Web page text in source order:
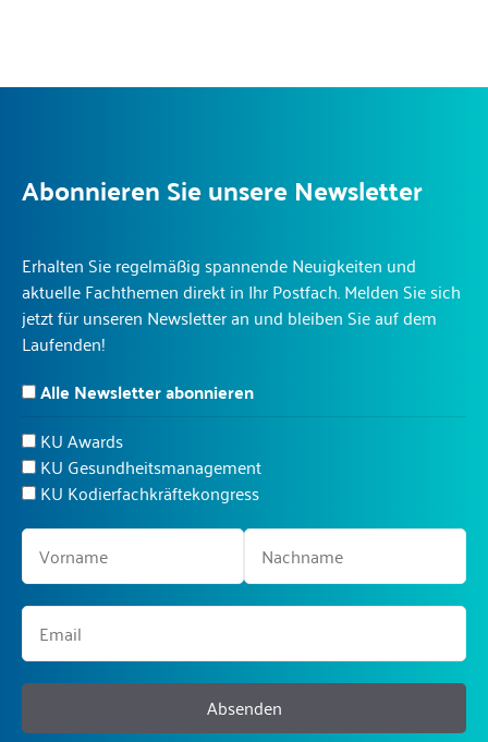
Abonnieren Sie unsere Newsletter
Erhalten Sie regelmäßig spannende Neuigkeiten und
aktuelle Fachthemen direkt in Ihr Postfach. Melden Sie sich
jetzt für unseren Newsletter an und bleiben Sie auf dem
Laufenden!
Alle Newsletter abonnieren
KU Awards
KU Gesundheitsmanagement
KU Kodierfachkräftekongress
Absenden